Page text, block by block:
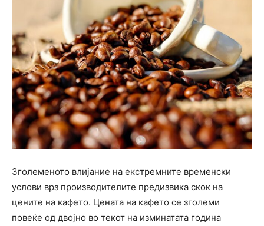
Зголеменото влијание на екстремните временски
услови врз производителите предизвика скок на
цените на кафето. Цената на кафето се зголеми
повеќе од двојно во текот на изминатата година